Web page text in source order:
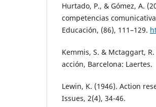
Hurtado, P., & Gómez, A.
competencias
Educación, (86), 111–129.
Kemmis, S. & Mctaggart,
acción, Barcelona: Laertes.
Lewin, K. (1946). Action
Issues, 2(4), 34-46.